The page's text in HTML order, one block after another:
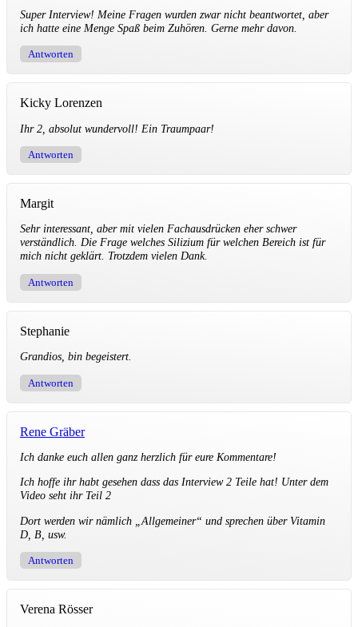
Super Interview! Meine Fragen wurden zwar nicht beantwortet, aber
ich hatte eine Menge Spaß beim Zuhören. Gerne mehr davon.
Antworten
Kicky Lorenzen
Ihr 2, absolut wundervoll! Ein Traumpaar!
Antworten
Margit
Sehr interessant, aber mit vielen Fachausdrücken eher schwer
verständlich. Die Frage welches Silizium für welchen Bereich ist für
mich nicht geklärt. Trotzdem vielen Dank.
Antworten
Stephanie
Grandios, bin begeistert.
Antworten
Rene Gräber
Ich danke euch allen ganz herzlich für eure Kommentare!
Ich hoffe ihr habt gesehen dass das Interview 2 Teile hat! Unter dem
Video seht ihr Teil 2
Dort werden wir nämlich „Allgemeiner“ und sprechen über Vitamin
D, B, usw.
Antworten
Verena Rösser